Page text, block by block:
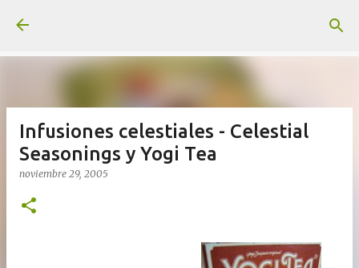
Infusiones celestiales - Celestial
Seasonings y Yogi Tea
noviembre 29, 2005